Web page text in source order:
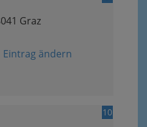
Graz
Eintrag ändern
10